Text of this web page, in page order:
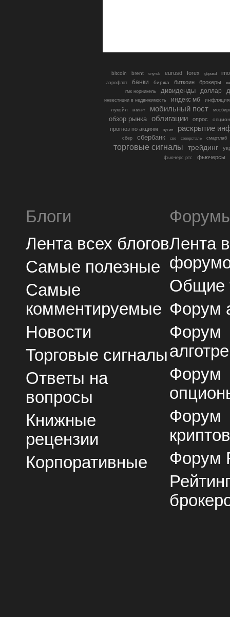
bitcoin brent cnyrub eurusd forex gbpusd
аэрофлот банки биржа биткоин брокеры
гмк норникель
дивиденды доллар
инвестиции в недвижимость индекс мб
инфляция
лукойл
магнит мобильный пост
обзор рынка облигации опрос
прогноз по акциям путин раскрытие
сбер сбербанк сво северсталь смартлаб
торговые сигналы трейдинг
фьючерс ртс фьючерсы
Блоги
Лента всех блогов
Самые полезные
Самые
комментируемые
Новости
Торговые сигналы
Ответы на
вопросы
Книжные
рецензии
Корпоративные
Лента
Общие
Форум
Форум
Форум
Форум
Форум